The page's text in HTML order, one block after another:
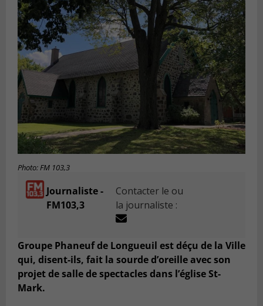
Photo: FM 103,3
Journaliste -
FM103,3
Contacter le ou
la journaliste :
Groupe Phaneuf de Longueuil est déçu de la Ville
qui, disent-ils, fait la sourde d’oreille avec son
projet de salle de spectacles dans l’église St-
Mark.